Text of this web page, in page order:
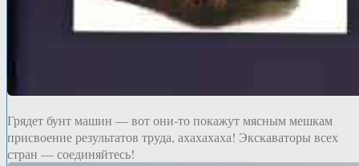
Грядет бунт машин — вот они-то покажут мясным мешкам
присвоение результатов труда, ахахахаха! Экскаваторы всех
стран — соединяйтесь!